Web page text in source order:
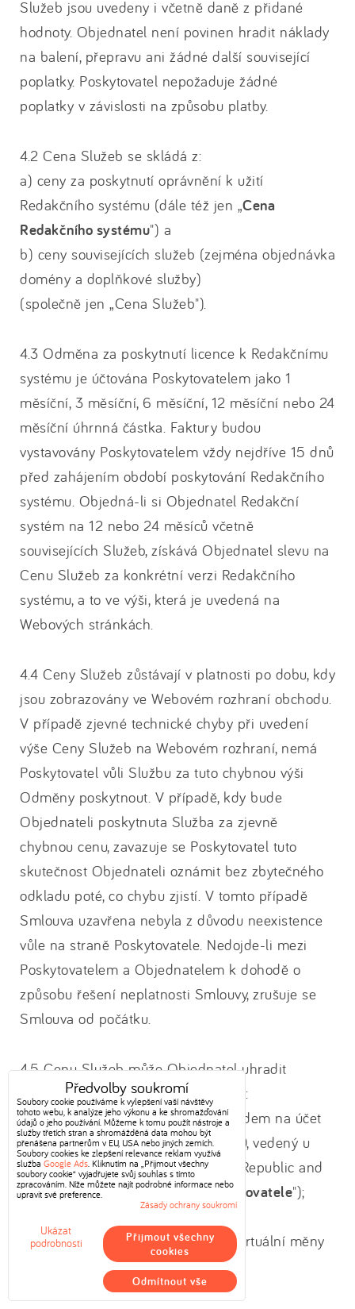
Služeb jsou uvedeny i včetně daně z přidané
hodnoty. Objednatel není povinen hradit náklady
na balení, přepravu ani žádné další související
poplatky. Poskytovatel nepožaduje žádné
poplatky v závislosti na způsobu platby.
4.2 Cena Služeb se skládá z:
a) ceny za poskytnutí oprávnění k užití
Redakčního systému (dále též jen „Cena
Redakčního systému") a
b) ceny souvisejících služeb (zejména objednávka
domény a doplňkové služby)
(společně jen „Cena Služeb").
4.3 Odměna za poskytnutí licence k Redakčnímu
systému je účtována Poskytovatelem jako 1
měsíční, 3 měsíční, 6 měsíční, 12 měsíční nebo 24
měsíční úhrnná částka. Faktury budou
vystavovány Poskytovatelem vždy nejdříve 15 dnů
před zahájením období poskytování Redakčního
systému. Objedná-li si Objednatel Redakční
systém na 12 nebo 24 měsíců včetně
souvisejících Služeb, získává Objednatel slevu na
Cenu Služeb za konkrétní verzi Redakčního
systému, a to ve výši, která je uvedená na
Webových stránkách.
4.4 Ceny Služeb zůstávají v platnosti po dobu, kdy
jsou zobrazovány ve Webovém rozhraní obchodu.
V případě zjevné technické chyby při uvedení
výše Ceny Služeb na Webovém rozhraní, nemá
Poskytovatel vůli Službu za tuto chybnou výši
Odměny poskytnout. V případě, kdy bude
Objednateli poskytnuta Služba za zjevně
chybnou cenu, zavazuje se Poskytovatel tuto
skutečnost Objednateli oznámit bez zbytečného
odkladu poté, co chybu zjistí. V tomto případě
Smlouva uzavřena nebyla z důvodu neexistence
vůle na straně Poskytovatele. Nedojde-li mezi
Poskytovatelem a Objednatelem k dohodě o
způsobu řešení neplatnosti Smlouvy, zrušuje se
Smlouva od počátku.
4.5 Cenu Služeb může Objednatel uhradit
Poskytovateli následujícími způsoby:
a) bezhotovostně bankovním převodem na účet
prodávajícího č. 1002224555/2700, vedený u
společnosti UniCredit Bank Czech Republic and
Slovakia, a.s. (dále jen „Účet Poskytovatele");
b) bezhotovostně platební kartou;
c) bezhotovostně prostřednictvím virtuální měny
Bitcoin, Ethereum.
Předvolby soukromí
Soubory cookie používáme k vylepšení vaší návštěvy
tohoto webu, k analýze jeho výkonu a ke shromažďování
údajů o jeho používání. Můžeme k tomu použít nástroje a
služby třetích stran a shromážděná data mohou být
přenášena partnerům v EU, USA nebo jiných zemích.
Soubory cookies ke zlepšení relevance reklam využívá
služba Google Ads. Kliknutím na „Přijmout všechny
soubory cookie“ vyjadřujete svůj souhlas s tímto
zpracováním. Níže můžete najít podrobné informace nebo
upravit své preference.
Zásady ochrany soukromí
Ukázat
podrobnosti
Přijmout všechny
cookies
Odmítnout vše